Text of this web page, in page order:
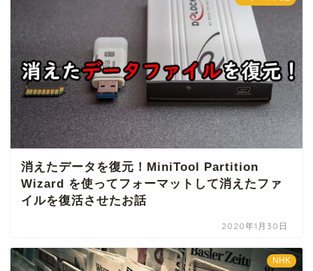
消えたデータを復元！MiniTool Partition
Wizard を使ってフォーマットして消えたファ
イルを復活させたお話
2020年1月30日
NHK